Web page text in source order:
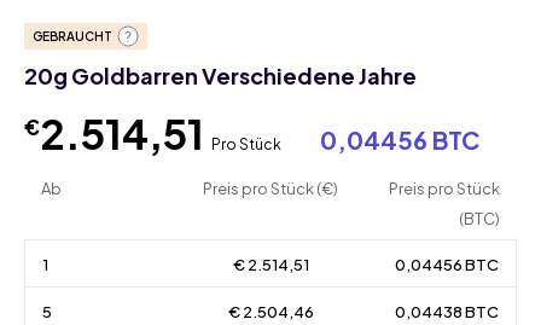
GEBRAUCHT
20g Goldbarren Verschiedene Jahre
€2.514,51 Pro Stück 0,04456 BTC
Ab Preis pro Stück (€)
Preis pro Stück
(BTC)
1 € 2.514,51 0,04456 BTC
5 € 2.504,46 0,04438 BTC